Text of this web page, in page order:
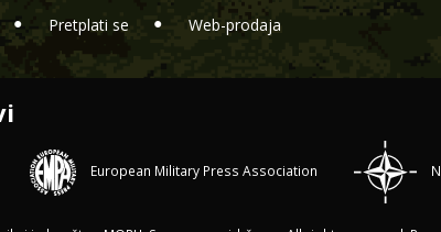
Pretplati se Web-prodaja
European Military Press Association